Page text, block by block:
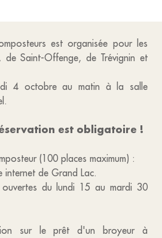
est organisée pour les
de Saint-Offenge, de Trévignin et
4 octobre au matin à la salle
est obligatoire !
(100 places maximum) :
internet de Grand Lac.
ouvertes du lundi 15 au mardi 30
sur le prêt d'un broyeur à